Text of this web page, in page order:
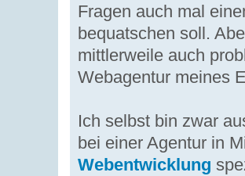
Fragen auch mal
bequatschen soll.
mittlerweile auch
Webagentur meines
Ich selbst bin zwar
bei einer Agentur in
Webentwicklung